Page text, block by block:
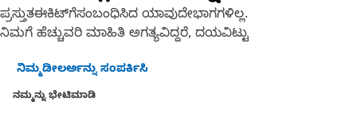
ಪ್ರಸ್ತುತಈಕಿಟ್‌ಗೆಸಂಬಂಧಿಸಿದ ಯಾವುದೇಭಾಗಗಳಿಲ್ಲ.
ನಿಮಗೆ ಹೆಚ್ಚುವರಿ ಮಾಹಿತಿ ಅಗತ್ಯವಿದ್ದರೆ, ದಯವಿಟ್ಟು
ನಿಮ್ಮಡೀಲರ್ಅನ್ನು ಸಂಪರ್ಕಿಸಿ
ನಮ್ಮನ್ನು ಭೇಟಿಮಾಡಿ